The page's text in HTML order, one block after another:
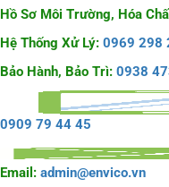
Hồ Sơ Môi Trường, Hóa
Hệ Thống Xử Lý: 0969 298
Bảo Hành, Bảo Trì: 0938
0909 79 44 45
Email: admin@envico.vn